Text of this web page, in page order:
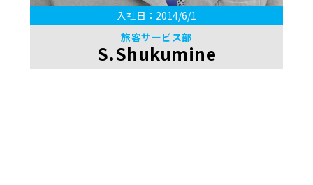
入社日：2014/6/1
旅客サービス部
S.Shukumine